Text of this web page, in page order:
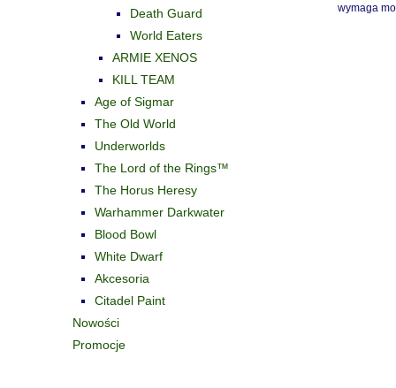
Death Guard
World Eaters
ARMIE XENOS
KILL TEAM
Age of Sigmar
The Old World
Underworlds
The Lord of the Rings™
The Horus Heresy
Warhammer Darkwater
Blood Bowl
White Dwarf
Akcesoria
Citadel Paint
Nowości
Promocje
wymaga